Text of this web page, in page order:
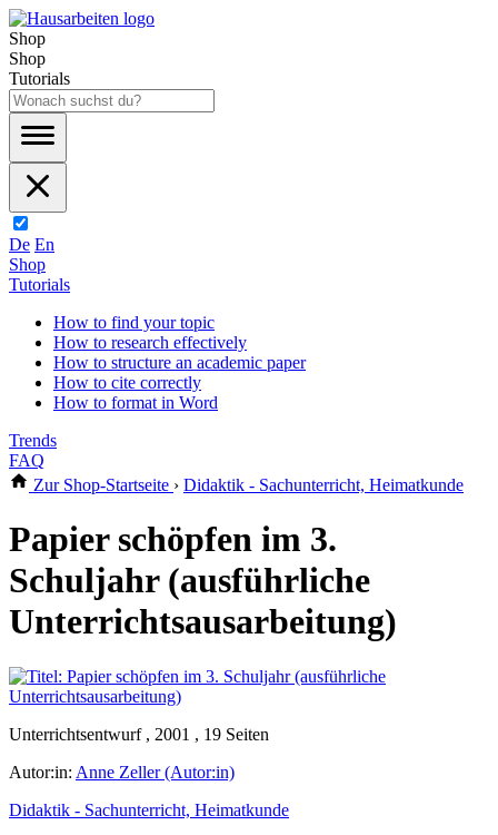
Shop
Shop
Tutorials
De En
Shop
Tutorials
How to find your topic
How to research effectively
How to structure an academic paper
How to cite correctly
How to format in Word
Trends
FAQ
Zur Shop-Startseite › Didaktik - Sachunterricht, Heimatkunde
Papier schöpfen im 3.
Schuljahr (ausführliche
Unterrichtsausarbeitung)
Unterrichtsentwurf , 2001 , 19 Seiten
Autor:in: Anne Zeller (Autor:in)
Didaktik - Sachunterricht, Heimatkunde